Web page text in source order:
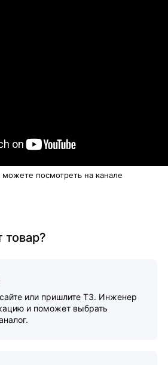
посмотреть на канале
товар?
или пришлите ТЗ. Инженер
и поможет выбрать